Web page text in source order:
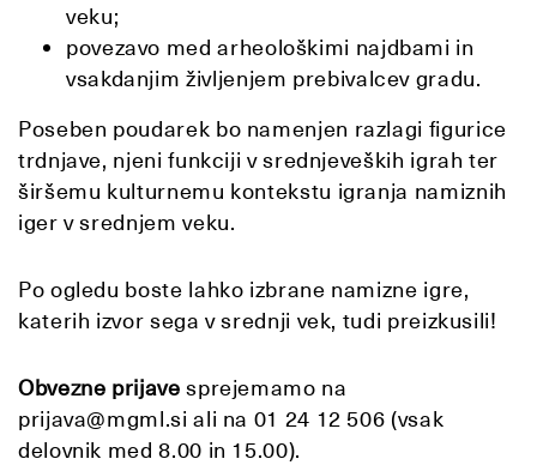
veku;
povezavo med arheološkimi najdbami in
vsakdanjim življenjem prebivalcev gradu.
Poseben poudarek bo namenjen razlagi figurice
trdnjave, njeni funkciji v srednjeveških igrah ter
širšemu kulturnemu kontekstu igranja namiznih
iger v srednjem veku.
Po ogledu boste lahko izbrane namizne igre,
katerih izvor sega v srednji vek, tudi preizkusili!
Obvezne prijave sprejemamo na
prijava@mgml.si ali na 01 24 12 506 (vsak
delovnik med 8.00 in 15.00).